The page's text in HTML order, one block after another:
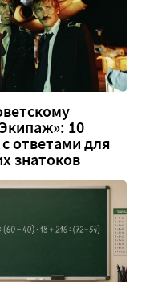
10
ответами для
знатоков